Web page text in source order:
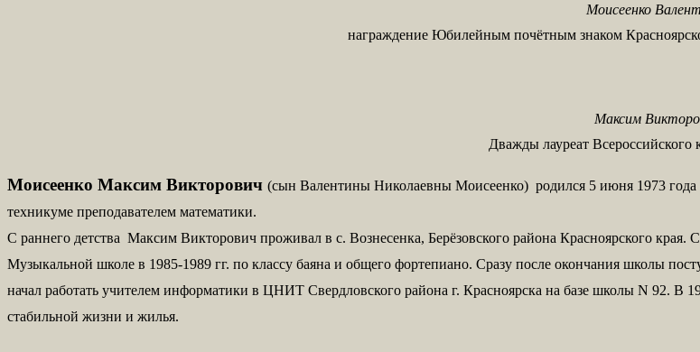
Моисеенко
награждение Юбилейным почëтным знаком
Максим
Дважды лауреат Всероссийского
Моисеенко Максим Викторович (сын Валентины Николаевны Моисеенко) родился 5 июня 1973 года
техникуме преподавателем математики.
С раннего детства Максим Викторович проживал в с. Вознесенка, Берёзовского района Красноярского
Музыкальной школе в 1985-1989 гг. по классу баяна и общего фортепиано. Сразу после окончания школы
начал работать учителем информатики в ЦНИТ Свердловского района г. Красноярска на базе школы N 92. В
стабильной жизни и жилья.